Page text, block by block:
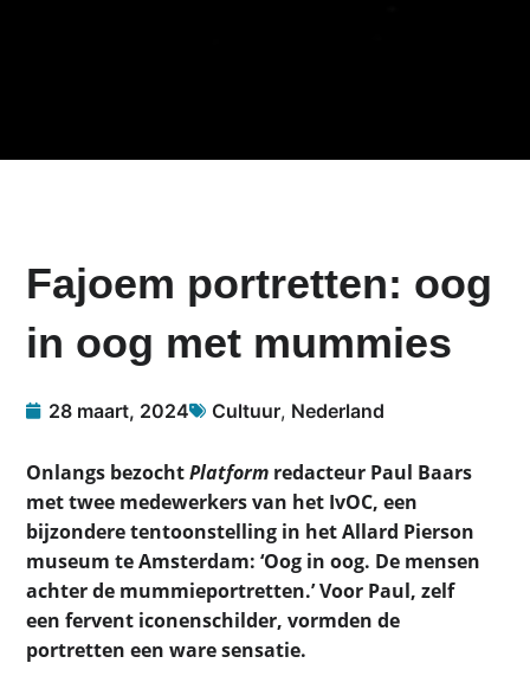
Fajoem portretten: oog
in oog met mummies
28 maart, 2024 Cultuur, Nederland
Onlangs bezochtPlatform redacteur Paul Baars
met twee medewerkers van het IvOC, een
bijzondere tentoonstelling in het Allard Pierson
museum te Amsterdam: ‘Oog in oog. De mensen
achter de mummieportretten.’ Voor Paul, zelf
een fervent iconenschilder, vormden de
portretten een ware sensatie.